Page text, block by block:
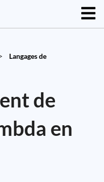
Langages de
de
en